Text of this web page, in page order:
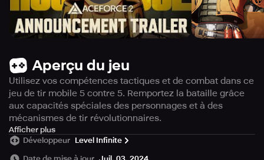
Aperçu du jeu
Utilisez vos compétences tactiques et de combat dans ce
jeu de tir mobile 5 contre 5. Remportez la bataille grâce
aux capacités spéciales des personnages et à des
mécanismes de tir révolutionnaires.
Montrez vos talents de joueur FPS dans AceForce2.
Utilisez le mode de jeu normal pour vous familiariser avec
les nouveaux mécanismes du jeu.
Afficher plus
Développeur Level Infinite
Date de mise à jour Juil. 03, 2024